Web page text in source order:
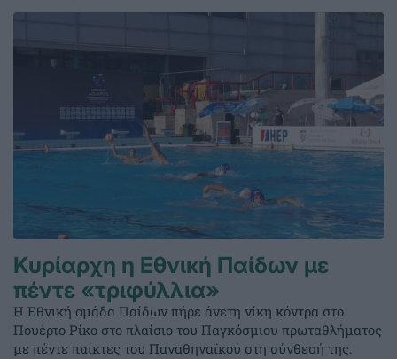
Κυρίαρχη η Εθνική Παίδων με
πέντε «τριφύλλια»
Η Εθνική ομάδα Παίδων πήρε άνετη νίκη κόντρα στο
Πουέρτο Ρίκο στο πλαίσιο του Παγκόσμιου πρωταθλήματος
με πέντε παίκτες του Παναθηναϊκού στη σύνθεσή της.